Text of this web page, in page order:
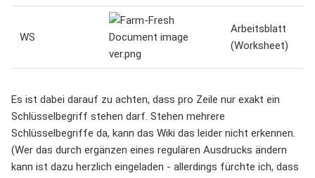
WS
Arbeitsblatt
(Worksheet)
Es ist dabei darauf zu achten, dass pro Zeile nur exakt ein
Schlüsselbegriff stehen darf. Stehen mehrere
Schlüsselbegriffe da, kann das Wiki das leider nicht erkennen.
(Wer das durch ergänzen eines regulären Ausdrucks ändern
kann ist dazu herzlich eingeladen - allerdings fürchte ich, dass